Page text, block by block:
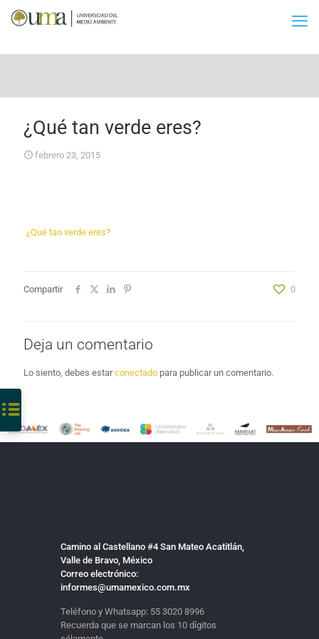
¿Qué tan verde eres?
febrero 23, 2015
¿Qué tan verde eres?
Compartir 0
Deja un comentario
Lo siento, debes estarconectado para publicar un comentario.
Camino al Castellano #4 San Mateo Acatitlán,
Valle de Bravo, México
Correo electrónico:
informes@umamexico.com.mx
Teléfono y Whatsapp: 55 3020 8996
Recuerda que se marcan los 10 dígitos